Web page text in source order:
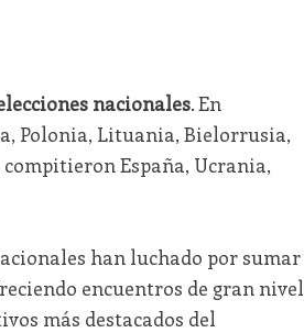
nacionales. En
Polonia, Lituania, Bielorrusia,
España, Ucrania,
han luchado por sumar
encuentros de gran nivel
más destacados del